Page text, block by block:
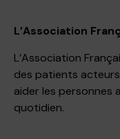
L’Association
L’Association
des patients
aider les personnes
quotidien.